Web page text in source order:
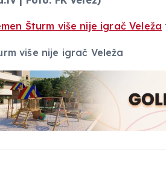
Šturm više nije igrač Veleža